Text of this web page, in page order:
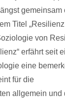
gemeinsam
Titel
von
erfährt seit
eine
für die
allgemein und